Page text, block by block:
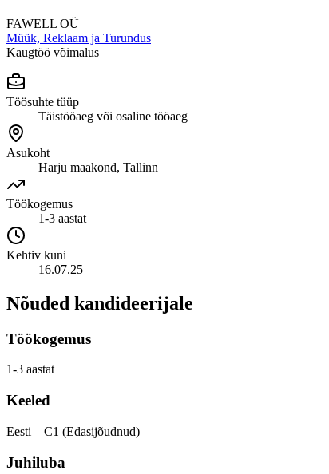
FAWELL OÜ
Müük, Reklaam ja Turundus
Kaugtöö võimalus
Töösuhte tüüp
Täistööaeg või osaline tööaeg
Asukoht
Harju maakond, Tallinn
Töökogemus
1-3 aastat
Kehtiv kuni
16.07.25
Nõuded kandideerijale
Töökogemus
1-3 aastat
Keeled
Eesti – C1 (Edasijõudnud)
Juhiluba